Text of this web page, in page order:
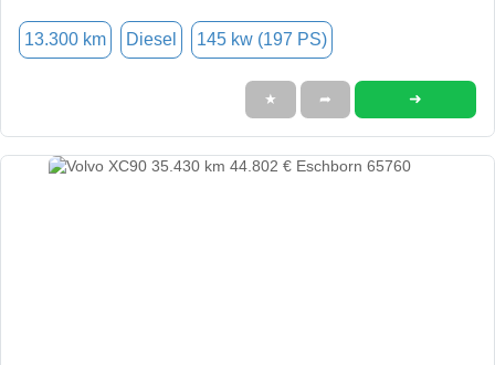
13.300 km Diesel 145 kw (197 PS)
★ ➦ ➜